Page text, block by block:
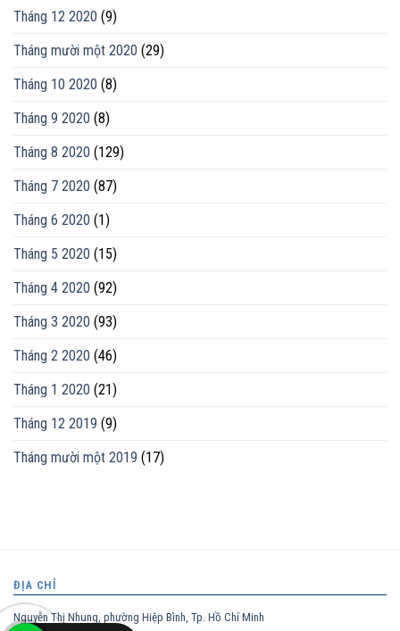
Tháng 12 2020 (9)
Tháng mười một 2020 (29)
Tháng 10 2020 (8)
Tháng 9 2020 (8)
Tháng 8 2020 (129)
Tháng 7 2020 (87)
Tháng 6 2020 (1)
Tháng 5 2020 (15)
Tháng 4 2020 (92)
Tháng 3 2020 (93)
Tháng 2 2020 (46)
Tháng 1 2020 (21)
Tháng 12 2019 (9)
Tháng mười một 2019 (17)
ĐỊA CHỈ
Nguyễn Thị Nhung, phường Hiệp Bình, Tp. Hồ Chí Minh